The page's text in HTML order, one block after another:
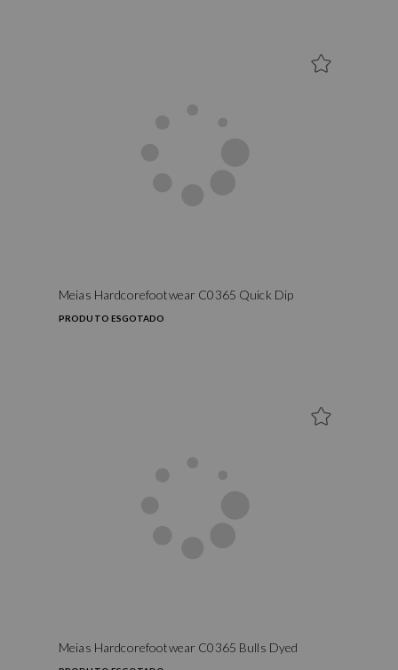
Meias Hardcorefootwear C0365 Quick Dip
PRODUTO ESGOTADO
Meias Hardcorefootwear C0365 Bulls Dyed